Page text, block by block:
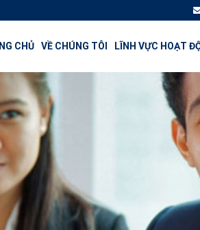
CHỦ VỀ CHÚNG TÔI LĨNH VỰC HOẠT